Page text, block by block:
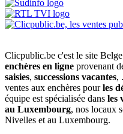
Clicpublic.be c'est le site
enchères en ligne provenant
saisies, successions vacantes,
ventes aux enchères pourles
équipe est spécialisée dans les
au Luxembourg, nos locaux
Nivelles et au Luxembourg.